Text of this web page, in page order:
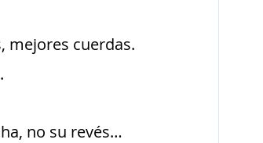
mejores cuerdas.
.
no su revés…